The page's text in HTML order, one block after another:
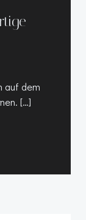
auf dem
[…]